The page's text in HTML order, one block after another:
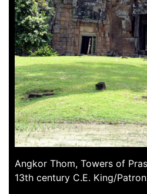
Angkor Thom, Towers of
13th century C.E. King/